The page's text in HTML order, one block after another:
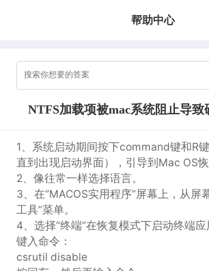
帮助中心
NTFS加载项被mac系统阻止导致
1、系统启动期间按下command键和R
直到出现启动界面），引导到Mac OS恢
2、像往常一样选择语言。
3、在“MACOS实用程序”屏幕上，从屏
工具”菜单。
4、选择“终端”在恢复模式下启动终端
键入命令：
csrutil disable